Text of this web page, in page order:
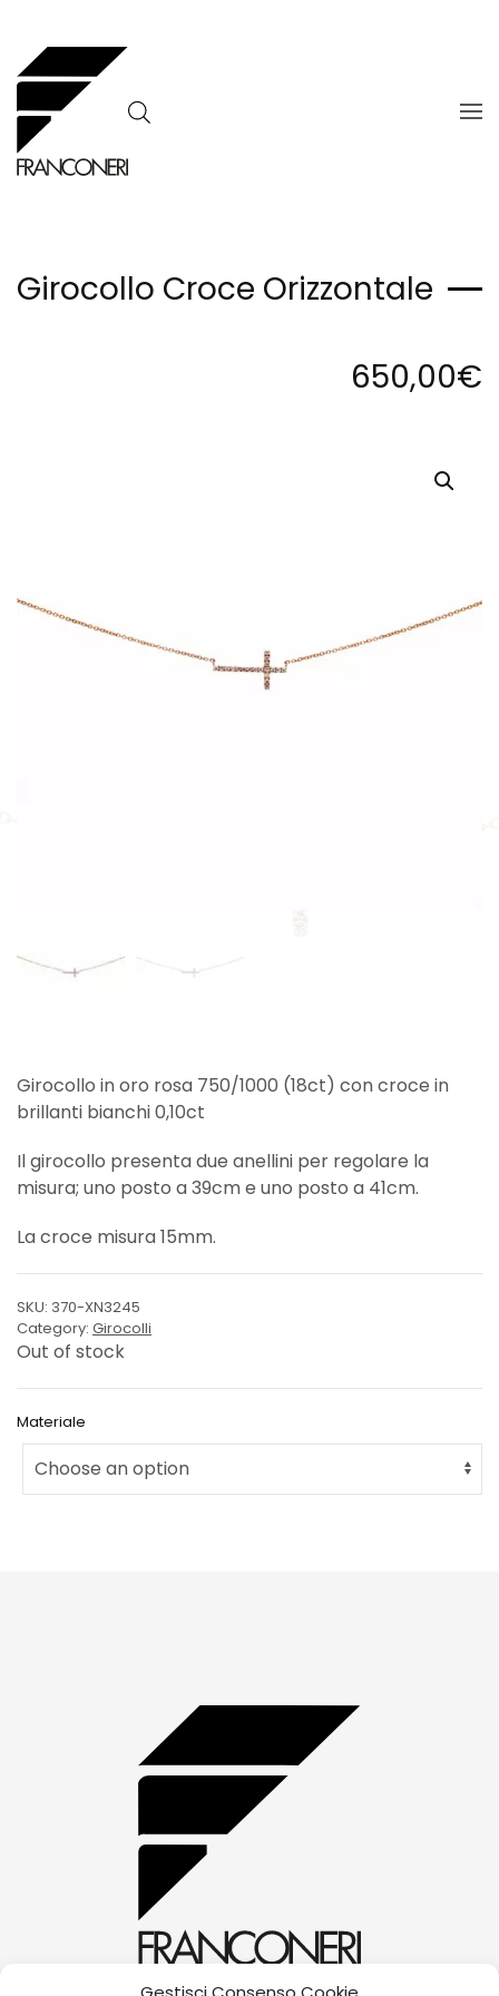
Skip to main content
Girocollo Croce Orizzontale
650,00€
Girocollo in oro rosa 750/1000 (18ct) con croce in
brillanti bianchi 0,10ct
Il girocollo presenta due anellini per regolare la
misura; uno posto a 39cm e uno posto a 41cm.
La croce misura 15mm.
SKU: 370-XN3245
Category: Girocolli
Out of stock
Materiale